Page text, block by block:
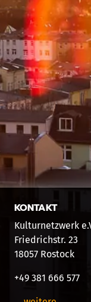
KONTAKT
Kulturnetzwerk
Friedrichstr. 23
18057 Rostock
+49 381 666 577